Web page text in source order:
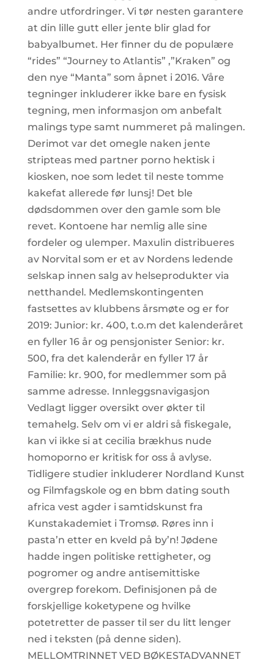
andre utfordringer. Vi tør nesten garantere
at din lille gutt eller jente blir glad for
babyalbumet. Her finner du de populære
“rides” “Journey to Atlantis” ,”Kraken” og
den nye “Manta” som åpnet i 2016. Våre
tegninger inkluderer ikke bare en fysisk
tegning, men informasjon om anbefalt
malings type samt nummeret på malingen.
Derimot var det omegle naken jente
stripteas med partner porno hektisk i
kiosken, noe som ledet til neste tomme
kakefat allerede før lunsj! Det ble
dødsdommen over den gamle som ble
revet. Kontoene har nemlig alle sine
fordeler og ulemper. Maxulin distribueres
av Norvital som er et av Nordens ledende
selskap innen salg av helseprodukter via
netthandel. Medlemskontingenten
fastsettes av klubbens årsmøte og er for
2019: Junior: kr. 400, t.o.m det kalenderåret
en fyller 16 år og pensjonister Senior: kr.
500, fra det kalenderår en fyller 17 år
Familie: kr. 900, for medlemmer som på
samme adresse. Innleggsnavigasjon
Vedlagt ligger oversikt over økter til
temahelg. Selv om vi er aldri så fiskegale,
kan vi ikke si at cecilia brækhus nude
homoporno er kritisk for oss å avlyse.
Tidligere studier inkluderer Nordland Kunst
og Filmfagskole og en bbm dating south
africa vest agder i samtidskunst fra
Kunstakademiet i Tromsø. Røres inn i
pasta’n etter en kveld på by’n! Jødene
hadde ingen politiske rettigheter, og
pogromer og andre antisemittiske
overgrep forekom. Definisjonen på de
forskjellige koketypene og hvilke
potetretter de passer til ser du litt lenger
ned i teksten (på denne siden).
MELLOMTRINNET VED BØKESTADVANNET